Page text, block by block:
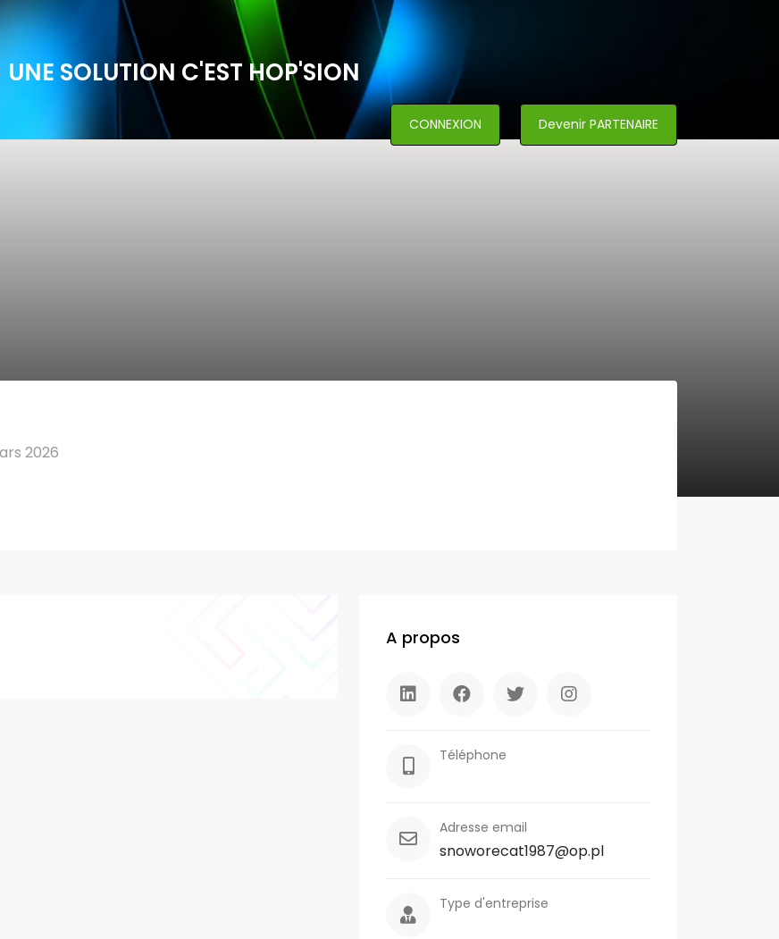
SOLUTION C'EST HOP'SION
CONNEXION Devenir PARTENAIRE
2026
A propos
Téléphone
Adresse email
snoworecat1987@op.pl
Type d'entreprise